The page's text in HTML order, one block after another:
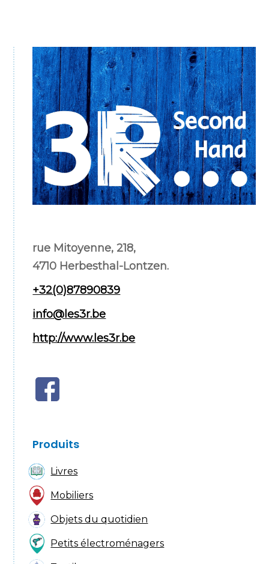
rue Mitoyenne, 218,
4710 Herbesthal-Lontzen.
+32(0)87890839
info@les3r.be
http://www.les3r.be
Produits
Livres
Mobiliers
Objets du quotidien
Petits électroménagers